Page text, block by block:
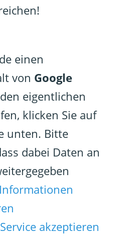
einen
von Google
eigentlichen
klicken Sie auf
unten. Bitte
dabei Daten an
akzeptieren